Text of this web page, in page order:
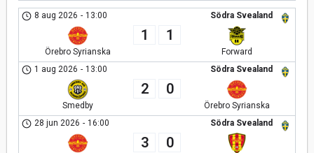
Södra Svealand
8 aug 2026 - 13:00
Örebro Syrianska
1 1
Forward
Södra Svealand
1 aug 2026 - 13:00
Smedby
2 0
Örebro Syrianska
Södra Svealand
28 jun 2026 - 16:00
3 0